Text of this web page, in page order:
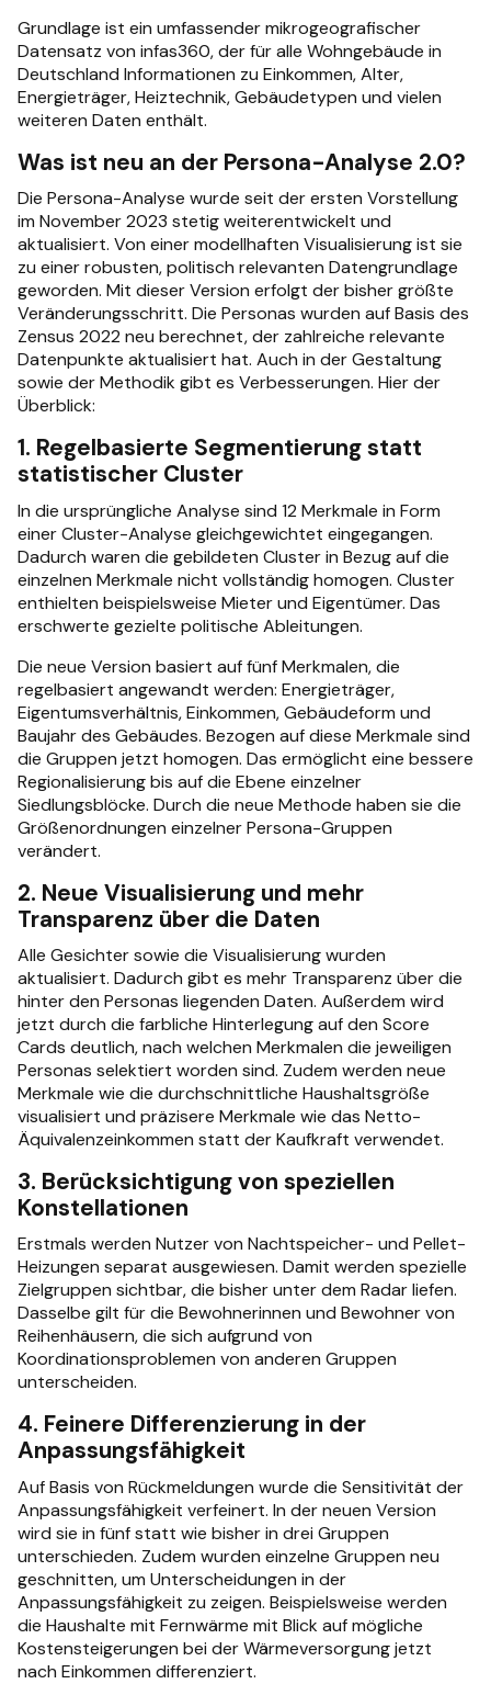
Grundlage ist ein umfassender mikrogeografischer
Datensatz von infas360, der für alle Wohngebäude in
Deutschland Informationen zu Einkommen, Alter,
Energieträger, Heiztechnik, Gebäudetypen und vielen
weiteren Daten enthält.
Was ist neu an der Persona-Analyse 2.0?
Die Persona-Analyse wurde seit der ersten Vorstellung
im November 2023 stetig weiterentwickelt und
aktualisiert. Von einer modellhaften Visualisierung ist sie
zu einer robusten, politisch relevanten Datengrundlage
geworden. Mit dieser Version erfolgt der bisher größte
Veränderungsschritt. Die Personas wurden auf Basis des
Zensus 2022 neu berechnet, der zahlreiche relevante
Datenpunkte aktualisiert hat. Auch in der Gestaltung
sowie der Methodik gibt es Verbesserungen. Hier der
Überblick:
1. Regelbasierte Segmentierung statt
statistischer Cluster
In die ursprüngliche Analyse sind 12 Merkmale in Form
einer Cluster-Analyse gleichgewichtet eingegangen.
Dadurch waren die gebildeten Cluster in Bezug auf die
einzelnen Merkmale nicht vollständig homogen. Cluster
enthielten beispielsweise Mieter und Eigentümer. Das
erschwerte gezielte politische Ableitungen.
Die neue Version basiert auf fünf Merkmalen, die
regelbasiert angewandt werden: Energieträger,
Eigentumsverhältnis, Einkommen, Gebäudeform und
Baujahr des Gebäudes. Bezogen auf diese Merkmale sind
die Gruppen jetzt homogen. Das ermöglicht eine bessere
Regionalisierung bis auf die Ebene einzelner
Siedlungsblöcke. Durch die neue Methode haben sie die
Größenordnungen einzelner Persona-Gruppen
verändert.
2. Neue Visualisierung und mehr
Transparenz über die Daten
Alle Gesichter sowie die Visualisierung wurden
aktualisiert. Dadurch gibt es mehr Transparenz über die
hinter den Personas liegenden Daten. Außerdem wird
jetzt durch die farbliche Hinterlegung auf den Score
Cards deutlich, nach welchen Merkmalen die jeweiligen
Personas selektiert worden sind. Zudem werden neue
Merkmale wie die durchschnittliche Haushaltsgröße
visualisiert und präzisere Merkmale wie das Netto-
Äquivalenzeinkommen statt der Kaufkraft verwendet.
3. Berücksichtigung von speziellen
Konstellationen
Erstmals werden Nutzer von Nachtspeicher- und Pellet-
Heizungen separat ausgewiesen. Damit werden spezielle
Zielgruppen sichtbar, die bisher unter dem Radar liefen.
Dasselbe gilt für die Bewohnerinnen und Bewohner von
Reihenhäusern, die sich aufgrund von
Koordinationsproblemen von anderen Gruppen
unterscheiden.
4. Feinere Differenzierung in der
Anpassungsfähigkeit
Auf Basis von Rückmeldungen wurde die Sensitivität der
Anpassungsfähigkeit verfeinert. In der neuen Version
wird sie in fünf statt wie bisher in drei Gruppen
unterschieden. Zudem wurden einzelne Gruppen neu
geschnitten, um Unterscheidungen in der
Anpassungsfähigkeit zu zeigen. Beispielsweise werden
die Haushalte mit Fernwärme mit Blick auf mögliche
Kostensteigerungen bei der Wärmeversorgung jetzt
nach Einkommen differenziert.